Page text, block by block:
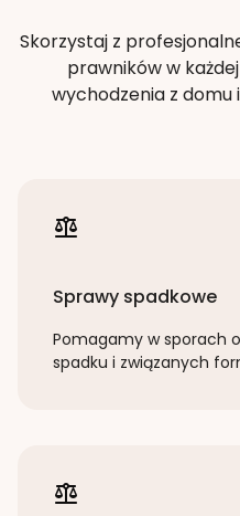
Skorzystaj z
prawników w
wychodzenia z
Sprawy spadkowe
Pomagamy w sporach
spadku i związanych